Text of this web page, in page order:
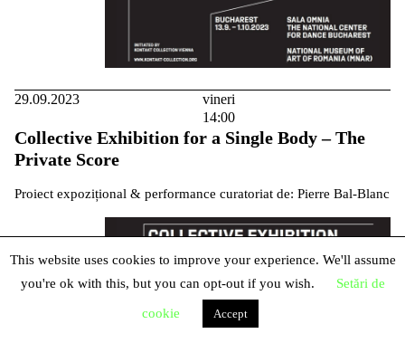
29.09.2023
vineri
14:00
Collective Exhibition for a Single Body – The
Private Score
Proiect expozițional & performance curatoriat de: Pierre Bal-Blanc
This website uses cookies to improve your experience. We'll assume
you're ok with this, but you can opt-out if you wish.
Setări de
cookie Accept